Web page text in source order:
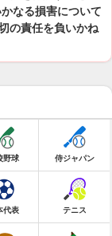
なる損害について
の責任を負いかね
野球 侍ジャパン
代表 テニス